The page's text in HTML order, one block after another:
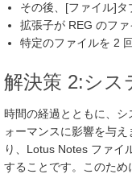
その後、[ファイル]タ
拡張子が REG のファ
特定のファイルを 2
解決策 2:シ
時間の経過とともに、
ォーマンスに影響を与
り、Lotus Notes ファイ
することです。このため